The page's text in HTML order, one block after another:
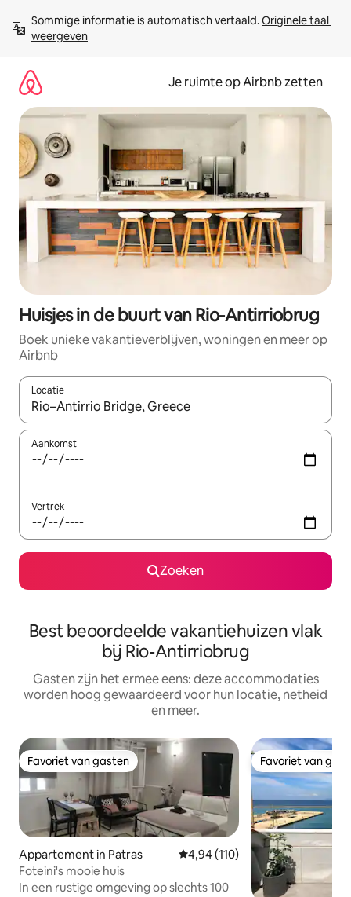
direct
naar
Sommige informatie is automatisch vertaald. Originele taal
weergeven
Je ruimte op Airbnb zetten
Huisjes in de buurt van Rio-Antirriobrug
Boek unieke vakantieverblijven, woningen en meer op
Airbnb
Locatie
Wanneer er suggesties beschikbaar zijn, maak je een keuze
Aankomst
Vertrek
Zoeken
Best beoordeelde vakantiehuizen vlak
bij Rio-Antirriobrug
Gasten zijn het ermee eens: deze accommodaties
worden hoog gewaardeerd voor hun locatie, netheid
en meer.
Favoriet van gasten
Favoriet van gasten
Appartement in Patras Gemiddelde beoordeling van
4,94 (110)
Foteini's mooie huis
In een rustige omgeving op slechts 100
Favoriet van
Favoriet van